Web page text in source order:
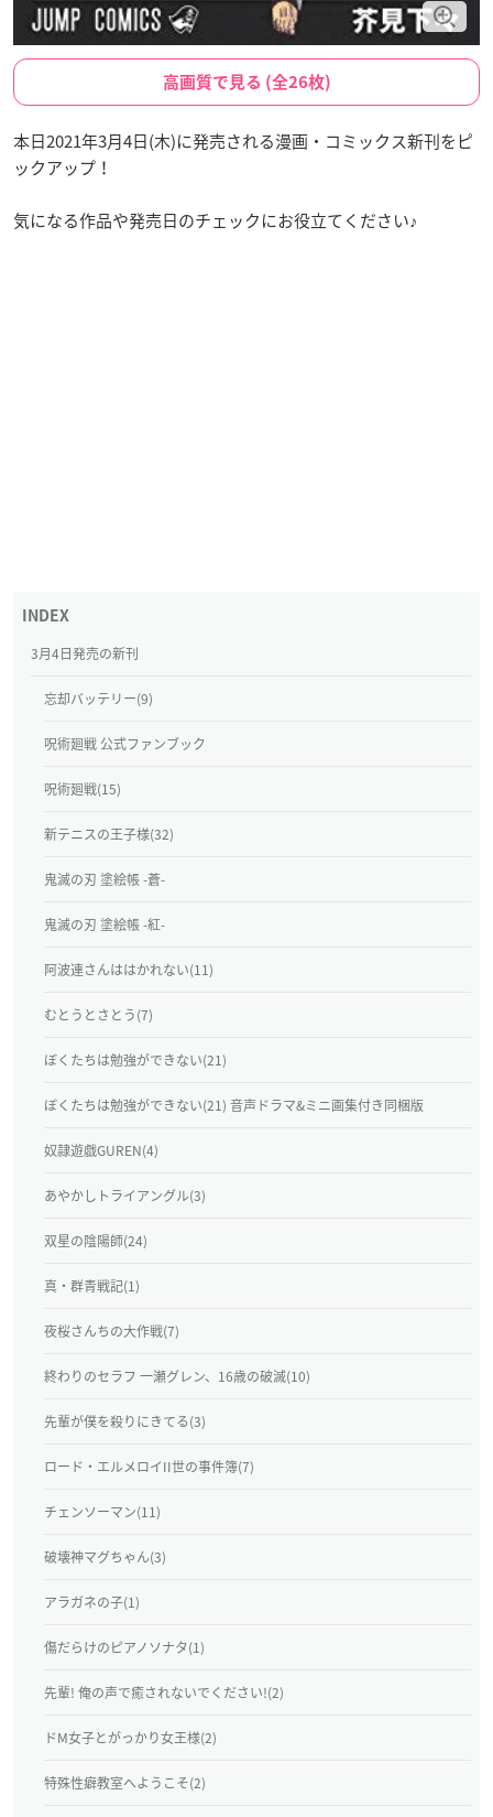
高画質で見る (全26枚)
本日2021年3月4日(木)に発売される漫画・コミックス新刊をピ
ックアップ！
気になる作品や発売日のチェックにお役立てください♪
3月4日発売の新刊
忘却バッテリー(9)
呪術廻戦 公式ファンブック
呪術廻戦(15)
新テニスの王子様(32)
鬼滅の刃 塗絵帳 -蒼-
鬼滅の刃 塗絵帳 -紅-
阿波連さんははかれない(11)
むとうとさとう(7)
ぼくたちは勉強ができない(21)
ぼくたちは勉強ができない(21) 音声ドラマ&ミニ画集付き同梱版
奴隷遊戯GUREN(4)
あやかしトライアングル(3)
双星の陰陽師(24)
真・群青戦記(1)
夜桜さんちの大作戦(7)
終わりのセラフ 一瀬グレン、16歳の破滅(10)
先輩が僕を殺りにきてる(3)
ロード・エルメロイII世の事件簿(7)
チェンソーマン(11)
破壊神マグちゃん(3)
アラガネの子(1)
傷だらけのピアノソナタ(1)
先輩! 俺の声で癒されないでください!(2)
ドM女子とがっかり女王様(2)
特殊性癖教室へようこそ(2)